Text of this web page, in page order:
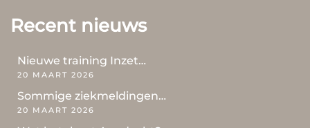
Recent nieuws
Nieuwe training Inzet…
20 MAART 2026
Sommige ziekmeldingen…
20 MAART 2026